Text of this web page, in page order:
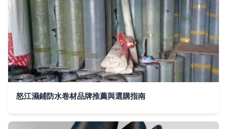
怒江濕鋪防水卷材品牌推薦與選購指南